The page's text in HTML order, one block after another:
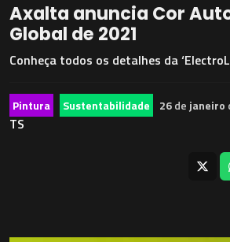
Axalta anuncia Cor
Global de 2021
Conheça todos os detalhes da
Pintura Sustentabilidade 26dejaneiro
TS